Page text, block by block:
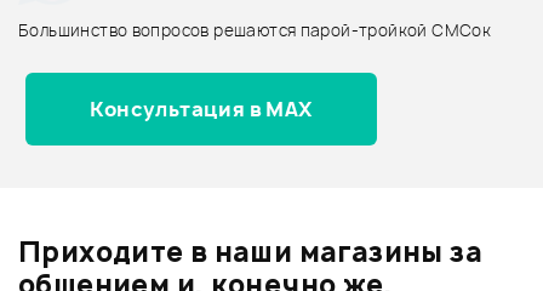
Отзывы Оставьте отзыв и получите
бонусов .
Большинство вопросов решаются парой-тройкой СМСок
Консультация в MAX
Приходите в наши магазины за